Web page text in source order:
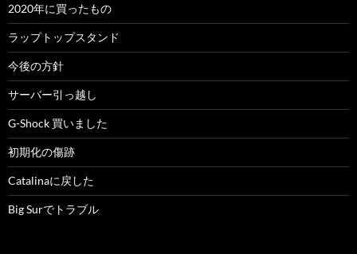
2020年に買ったもの
ラップトップスタンド
今後の方針
サーバー引っ越し
G-Shock 買いました
初期化の傷跡
Catalinaに戻した
Big Surでトラブル